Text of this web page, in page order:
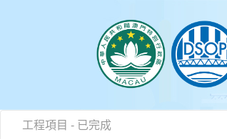
工程項目 - 已完成